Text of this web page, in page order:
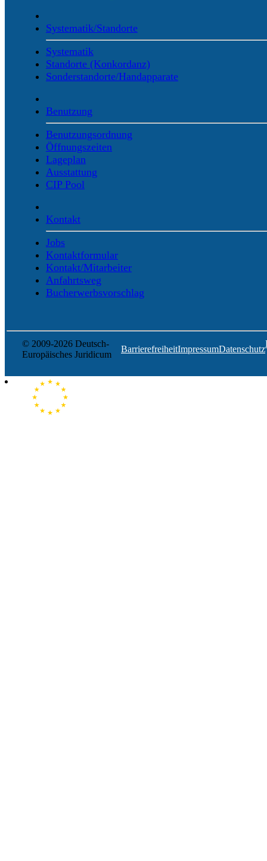
Systematik/Standorte
Systematik
Standorte (Konkordanz)
Sonderstandorte/Handapparate
Benutzung
Benutzungsordnung
Öffnungszeiten
Lageplan
Ausstattung
CIP Pool
Kontakt
Jobs
Kontaktformular
Kontakt/Mitarbeiter
Anfahrtsweg
Bucherwerbsvorschlag
© 2009-2026 Deutsch-
Europäisches Juridicum
BarrierefreiheitImpressumDatenschutz